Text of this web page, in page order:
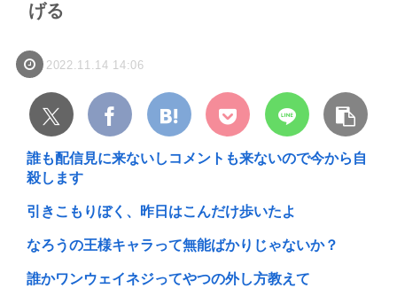
げる
2022.11.14 14:06
誰も配信見に来ないしコメントも来ないので今から自
殺します
引きこもりぼく、昨日はこんだけ歩いたよ
なろうの王様キャラって無能ばかりじゃないか？
誰かワンウェイネジってやつの外し方教えて